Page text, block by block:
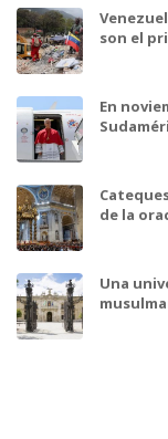
son el
En
de la
Una